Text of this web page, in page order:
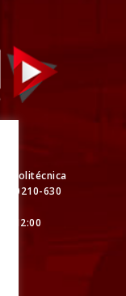
Politécnica
40210-630
12:00